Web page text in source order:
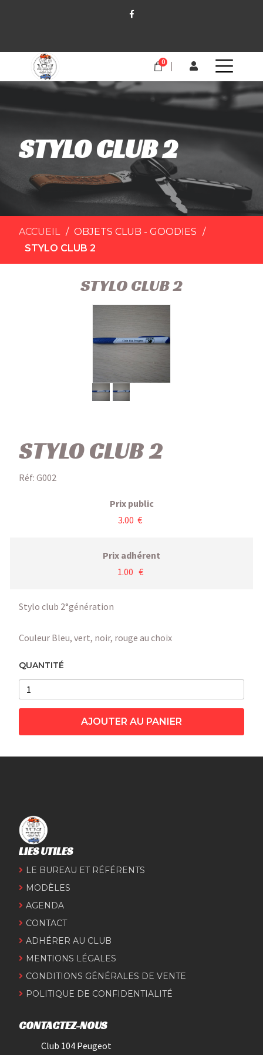
0
STYLO CLUB 2
ACCUEIL
OBJETS CLUB - GOODIES
STYLO CLUB 2
STYLO CLUB 2
STYLO CLUB 2
Réf: G002
Prix public
3.00 €
Prix adhérent
1.00 €
Stylo club 2°génération
Couleur Bleu, vert, noir, rouge au choix
QUANTITÉ
AJOUTER AU PANIER
LIES UTILES
LE BUREAU ET RÉFÉRENTS
MODÈLES
AGENDA
CONTACT
ADHÉRER AU CLUB
MENTIONS LÉGALES
CONDITIONS GÉNÉRALES DE VENTE
POLITIQUE DE CONFIDENTIALITÉ
CONTACTEZ-NOUS
Club 104 Peugeot